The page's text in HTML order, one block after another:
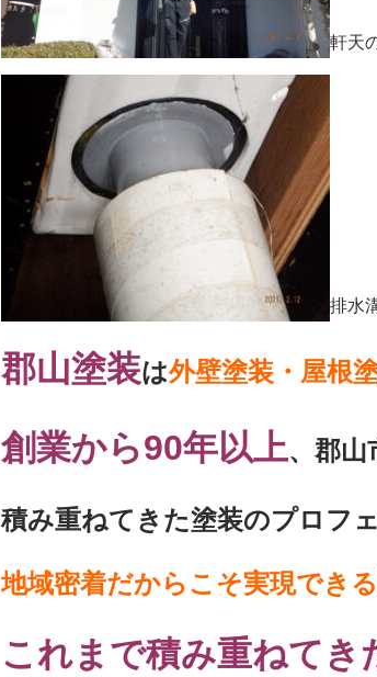
軒天
排水
郡山塗装は外壁塗装・屋根
創業から90年以上、郡山
積み重ねてきた塗装のプロフ
地域密着だからこそ実現でき
これまで積み重ねてき